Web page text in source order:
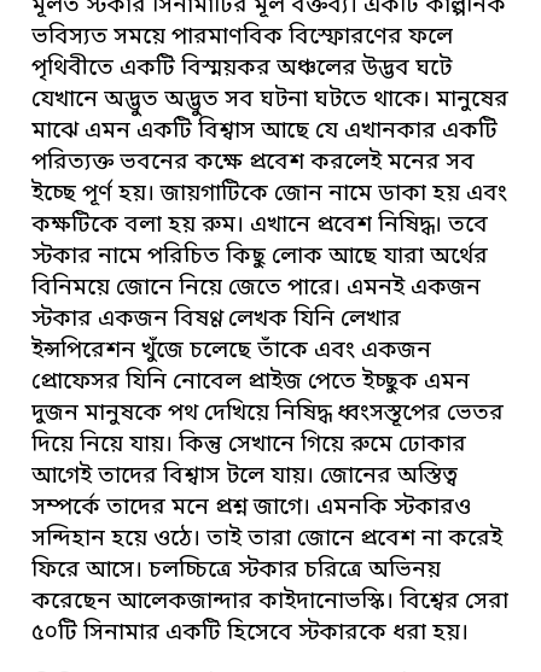
মূলত স্টকার সিনামাটির মূল বক্তব্য। একটি কাল্পনিক
ভবিস্যত সময়ে পারমাণবিক বিস্ফোরণের ফলে
পৃথিবীতে একটি বিস্ময়কর অঞ্চলের উদ্ভব ঘটে
যেখানে অদ্ভুত অদ্ভুত সব ঘটনা ঘটতে থাকে। মানুষের
মাঝে এমন একটি বিশ্বাস আছে যে এখানকার একটি
পরিত্যক্ত ভবনের কক্ষে প্রবেশ করলেই মনের সব
ইচ্ছে পূর্ণ হয়। জায়গাটিকে জোন নামে ডাকা হয় এবং
কক্ষটিকে বলা হয় রুম। এখানে প্রবেশ নিষিদ্ধ। তবে
স্টকার নামে পরিচিত কিছু লোক আছে যারা অর্থের
বিনিময়ে জোনে নিয়ে জেতে পারে। এমনই একজন
স্টকার একজন বিষণ্ণ লেখক যিনি লেখার
ইন্সপিরেশন খুঁজে চলেছে তাঁকে এবং একজন
প্রোফেসর যিনি নোবেল প্রাইজ পেতে ইচ্ছুক এমন
দুজন মানুষকে পথ দেখিয়ে নিষিদ্ধ ধ্বংসস্তূপের ভেতর
দিয়ে নিয়ে যায়। কিন্তু সেখানে গিয়ে রুমে ঢোকার
আগেই তাদের বিশ্বাস টলে যায়। জোনের অস্তিত্ব
সম্পর্কে তাদের মনে প্রশ্ন জাগে। এমনকি স্টকারও
সন্দিহান হয়ে ওঠে। তাই তারা জোনে প্রবেশ না করেই
ফিরে আসে। চলচ্চিত্রে স্টকার চরিত্রে অভিনয়
করেছেন আলেকজান্দার কাইদানোভস্কি। বিশ্বের সেরা
৫০টি সিনামার একটি হিসেবে স্টকারকে ধরা হয়।